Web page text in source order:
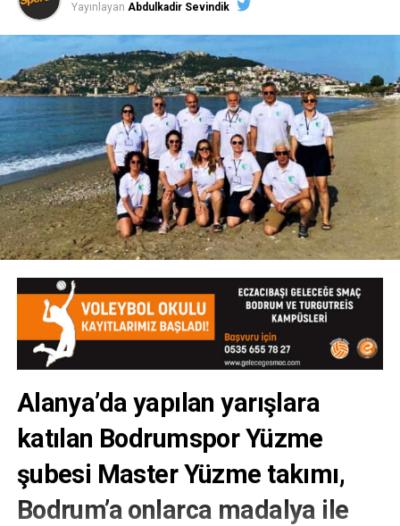
Yayınlayan Abdulkadir Sevindik
Alanya’da yapılan yarışlara
katılan Bodrumspor Yüzme
şubesi Master Yüzme takımı,
Bodrum’a onlarca madalya ile